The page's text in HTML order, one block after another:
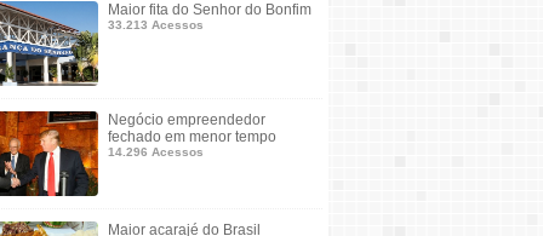
Maior fita do Senhor do Bonfim
33.213 Acessos
Negócio empreendedor
fechado em menor tempo
14.296 Acessos
Maior acarajé do Brasil